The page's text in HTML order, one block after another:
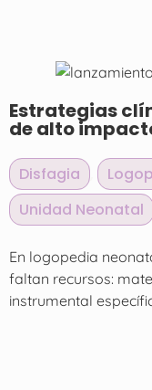
Estrategias
de alto
Disfagia
Unidad Neonatal
En logopedia
faltan recursos:
instrumental